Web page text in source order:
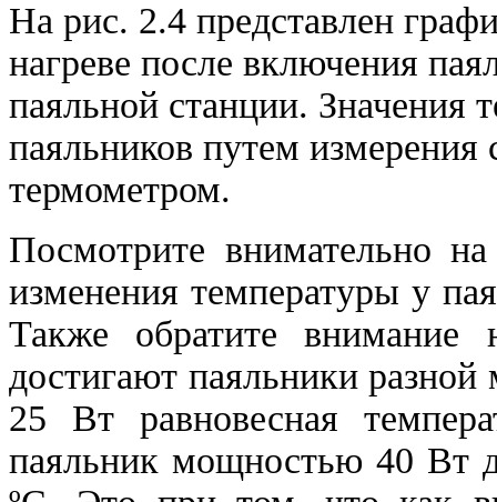
На рис. 2.4 представлен
нагреве после включения
паяльной станции. Значения
паяльников путем
термометром.
Посмотрите внимательно
изменения температуры у
Также обратите внимание
достигают паяльники
25 Вт равновесная
паяльник мощностью 40 Вт